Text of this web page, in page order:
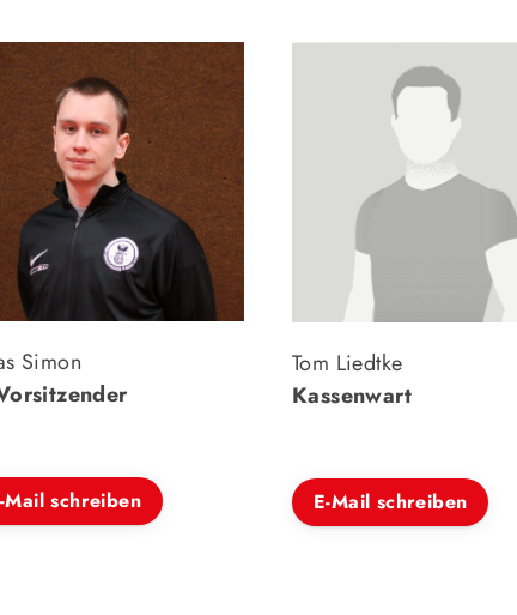
Simon
Mail schreiben
Tom Liedtke
Kassenwart
E-Mail schreiben